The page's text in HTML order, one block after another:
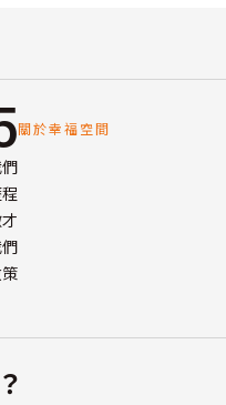
關於幸福空間